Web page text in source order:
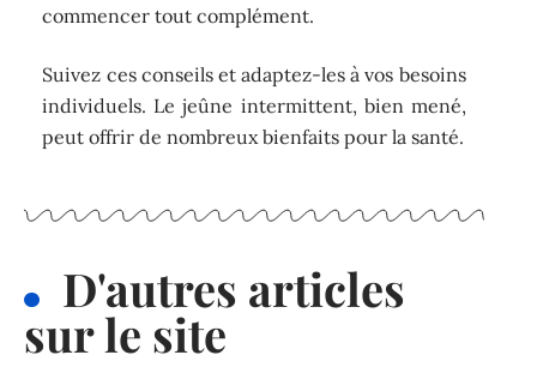
commencer tout complément.
Suivez ces conseils et adaptez-les à vos besoins
individuels. Le jeûne intermittent, bien mené,
peut offrir de nombreux bienfaits pour la santé.
D'autres articles
sur le site